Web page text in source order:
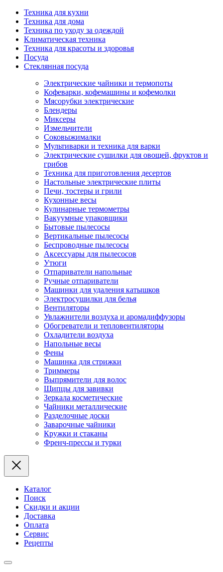
Техника для кухни
Техника для дома
Техника по уходу за одеждой
Климатическая техника
Техника для красоты и здоровья
Посуда
Стеклянная посуда
Электрические чайники и термопоты
Кофеварки, кофемашины и кофемолки
Мясорубки электрические
Блендеры
Миксеры
Измельчители
Соковыжималки
Мультиварки и техника для варки
Электрические сушилки для овощей, фруктов и
грибов
Техника для приготовления десертов
Настольные электрические плиты
Печи, тостеры и грили
Кухонные весы
Кулинарные термометры
Вакуумные упаковщики
Бытовые пылесосы
Вертикальные пылесосы
Беспроводные пылесосы
Аксессуары для пылесосов
Утюги
Отпариватели напольные
Ручные отпариватели
Машинки для удаления катышков
Электросушилки для белья
Вентиляторы
Увлажнители воздуха и аромадиффузоры
Обогреватели и тепловентиляторы
Охладители воздуха
Напольные весы
Фены
Машинка для стрижки
Триммеры
Выпрямители для волос
Щипцы для завивки
Зеркала косметические
Чайники металлические
Разделочные доски
Заварочные чайники
Кружки и стаканы
Френч-прессы и турки
Каталог
Поиск
Скидки и акции
Доставка
Оплата
Сервис
Рецепты